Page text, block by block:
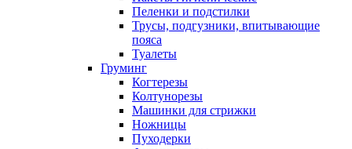
Пеленки и подстилки
Трусы, подгузники, впитывающие
пояса
Туалеты
Груминг
Когтерезы
Колтунорезы
Машинки для стрижки
Ножницы
Пуходерки